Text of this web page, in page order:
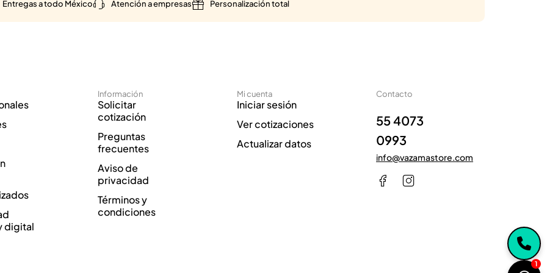
Entregas a todo México Atención a empresas Personalización total
digital
Información
Solicitar
cotización
Preguntas
frecuentes
Aviso de
privacidad
Términos y
condiciones
Mi cuenta
Iniciar sesión
Ver cotizaciones
Actualizar datos
Contacto
55 4073
0993
info@vazamastore.com
1